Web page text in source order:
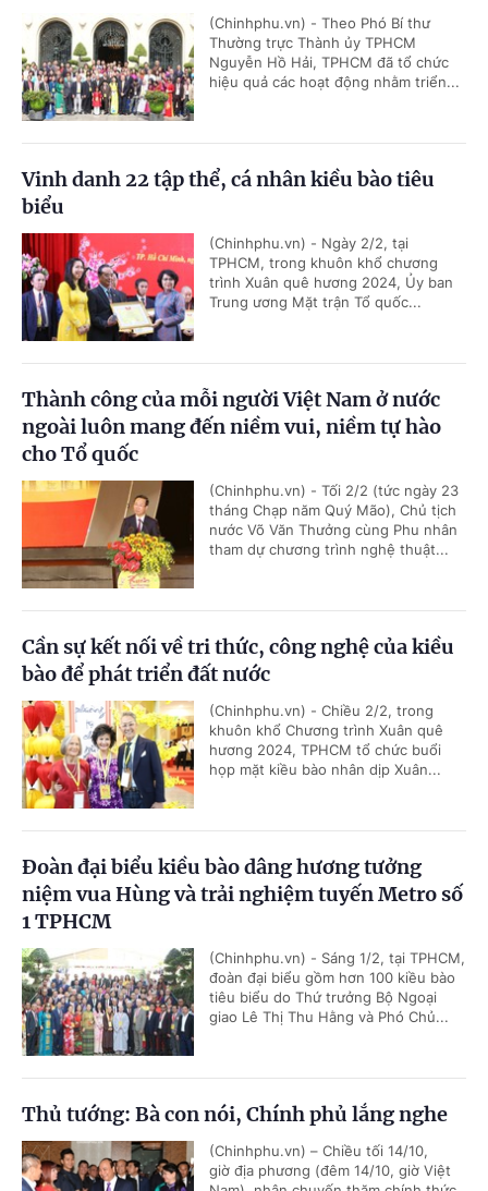
(Chinhphu.vn) - Theo Phó Bí thư
Thường trực Thành ủy TPHCM
Nguyễn Hồ Hải, TPHCM đã tổ chức
hiệu quả các hoạt động nhằm triển...
Vinh danh 22 tập thể, cá nhân kiều bào tiêu
biểu
(Chinhphu.vn) - Ngày 2/2, tại
TPHCM, trong khuôn khổ chương
trình Xuân quê hương 2024, Ủy ban
Trung ương Mặt trận Tổ quốc...
Thành công của mỗi người Việt Nam ở nước
ngoài luôn mang đến niềm vui, niềm tự hào
cho Tổ quốc
(Chinhphu.vn) - Tối 2/2 (tức ngày 23
tháng Chạp năm Quý Mão), Chủ tịch
nước Võ Văn Thưởng cùng Phu nhân
tham dự chương trình nghệ thuật...
Cần sự kết nối về tri thức, công nghệ của kiều
bào để phát triển đất nước
(Chinhphu.vn) - Chiều 2/2, trong
khuôn khổ Chương trình Xuân quê
hương 2024, TPHCM tổ chức buổi
họp mặt kiều bào nhân dịp Xuân...
Đoàn đại biểu kiều bào dâng hương tưởng
niệm vua Hùng và trải nghiệm tuyến Metro số
1 TPHCM
(Chinhphu.vn) - Sáng 1/2, tại TPHCM,
đoàn đại biểu gồm hơn 100 kiều bào
tiêu biểu do Thứ trưởng Bộ Ngoại
giao Lê Thị Thu Hằng và Phó Chủ...
Thủ tướng: Bà con nói, Chính phủ lắng nghe
(Chinhphu.vn) – Chiều tối 14/10,
giờ địa phương (đêm 14/10, giờ Việt